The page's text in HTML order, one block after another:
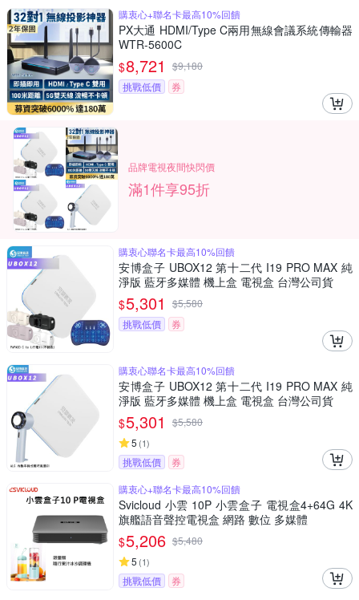
購衷心+聯名卡最高10%回饋
PX大通 HDMI/Type C兩用無線會議系統傳輸器
WTR-5600C
$8,721 $9,180
挑戰低價
券
品牌電視夜間快閃價
滿1件享95折
購衷心聯名卡最高10%回饋
安博盒子 UBOX12 第十二代 I19 PRO MAX 純
淨版 藍牙多媒體 機上盒 電視盒 台灣公司貨
$5,301 $5,580
挑戰低價
券
購衷心聯名卡最高10%回饋
安博盒子 UBOX12 第十二代 I19 PRO MAX 純
淨版 藍牙多媒體 機上盒 電視盒 台灣公司貨
$5,301 $5,580
5 (1)
挑戰低價
券
購衷心+聯名卡最高10%回饋
Svicloud 小雲 10P 小雲盒子 電視盒4+64G 4K
旗艦語音聲控電視盒 網路 數位 多媒體
$5,206 $5,480
5 (1)
挑戰低價
券